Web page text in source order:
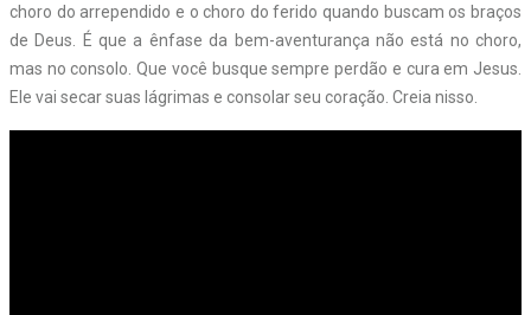
choro do arrependido e o choro do ferido quando buscam os braços
de Deus. É que a ênfase da bem-aventurança não está no choro,
mas no consolo. Que você busque sempre perdão e cura em Jesus.
Ele vai secar suas lágrimas e consolar seu coração. Creia nisso.